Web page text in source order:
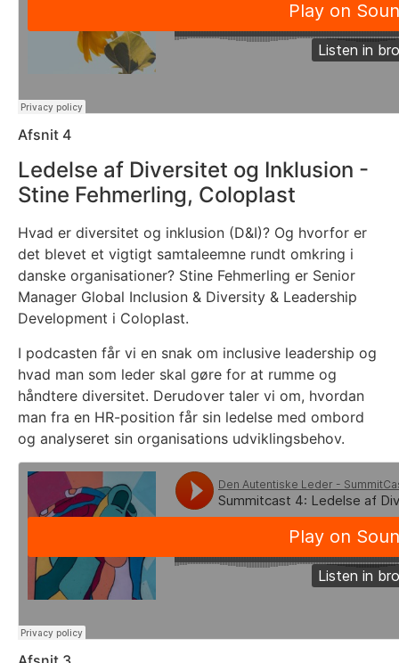
Afsnit 4
Ledelse af Diversitet og Inklusion -
Stine Fehmerling, Coloplast
Hvad er diversitet og inklusion (D&I)? Og hvorfor er
det blevet et vigtigt samtaleemne rundt omkring i
danske organisationer? Stine Fehmerling er Senior
Manager Global Inclusion & Diversity & Leadership
Development i Coloplast.
I podcasten får vi en snak om inclusive leadership og
hvad man som leder skal gøre for at rumme og
håndtere diversitet. Derudover taler vi om, hvordan
man fra en HR-position får sin ledelse med ombord
og analyseret sin organisations udviklingsbehov.